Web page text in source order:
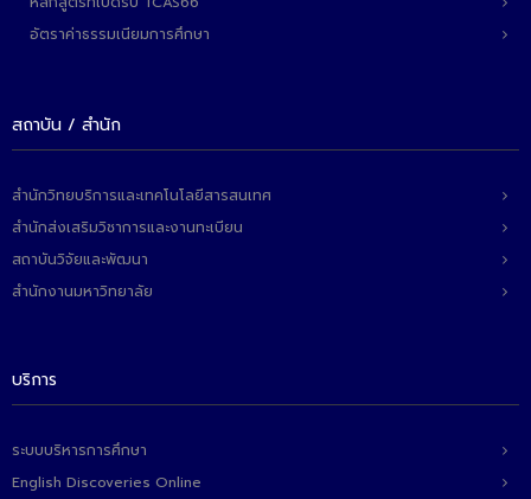
อัตราค่าธรรมเนียมการศึกษา
สถาบัน / สำนัก
สำนักวิทยบริการและเทคโนโลยีสารสนเทศ
สำนักส่งเสริมวิชาการและงานทะเบียน
สถาบันวิจัยและพัฒนา
สำนักงานมหาวิทยาลัย
บริการ
ระบบบริหารการศึกษา
English Discoveries Online